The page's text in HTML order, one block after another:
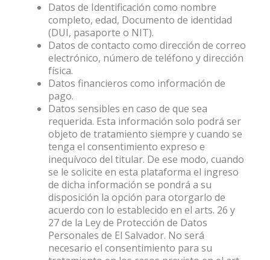
Datos de Identificación como nombre
completo, edad, Documento de identidad
(DUI, pasaporte o NIT).
Datos de contacto como dirección de correo
electrónico, número de teléfono y dirección
física.
Datos financieros como información de
pago.
Datos sensibles en caso de que sea
requerida. Esta información solo podrá ser
objeto de tratamiento siempre y cuando se
tenga el consentimiento expreso e
inequívoco del titular. De ese modo, cuando
se le solicite en esta plataforma el ingreso
de dicha información se pondrá a su
disposición la opción para otorgarlo de
acuerdo con lo establecido en el arts. 26 y
27 de la Ley de Protección de Datos
Personales de El Salvador. No será
necesario el consentimiento para su